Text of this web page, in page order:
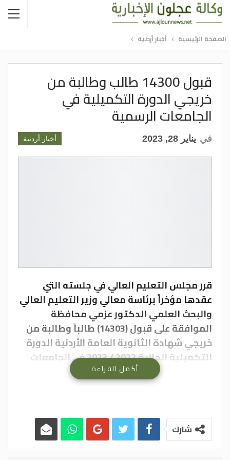
الصفحة الرئيسية أخبار أردنية
قبول 14300 طالب وطالبة من
خريجي الدورة التكميلية في
الجامعات الرسمية
أخبار أردنية في يناير 28, 2023
قرر مجلس التعليم العالي في جلسته التي
عقدها مؤخراً برئاسة معالي وزير التعليم العالي
والبحث العلمي الدكتور عزمي محافظة
الموافقة على قبول (14303) طالباً وطالبة من
خريجي شهادة الثانوية العامة الأردنية الدورة
التكميلية الحالية 2022 / 2023 في الجامعات
الأردنية الرسمية إضافةً إلى جامعة العلوم
الإسلامية العالمية، وذلك بداية الفصل
وأكد مجلس التعليم العالي بأن عملية تحديد
هذا العدد تمت بناء على تنسيبات كل من
الجامعات الأردنية الرسمية إضافةً إلى تنسيبات
أكمل القراءة
شارك